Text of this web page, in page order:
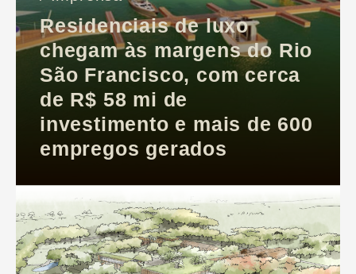
Residenciais de luxo
chegam às margens do Rio
São Francisco, com cerca
de R$ 58 mi de
investimento e mais de 600
empregos gerados